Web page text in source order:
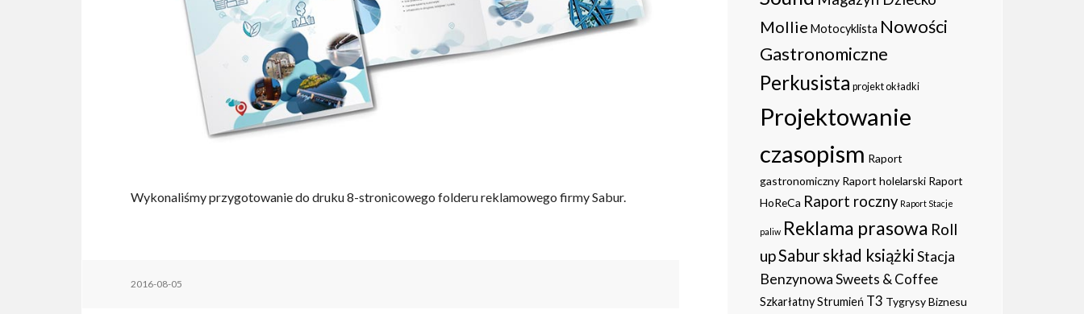
Wykonaliśmy przygotowanie do druku 8-stronicowego folderu reklamowego firmy Sabur.
2016-08-05
Mollie Motocyklista Nowości
Gastronomiczne
Perkusista projekt okładki
Projektowanie
czasopism Raport
gastronomiczny Raport holelarski Raport
HoReCa Raport roczny Raport Stacje
paliw Reklama prasowa Roll
upSaburskład książkiStacja
BenzynowaSweets & Coffee
Szkarłatny Strumień T3 Tygrysy Biznesu